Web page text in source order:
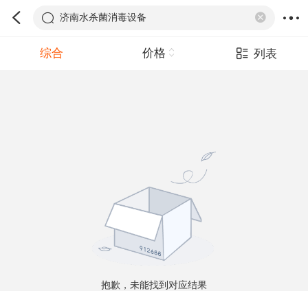
济南水杀菌消毒设备
综合 价格 列表
抱歉，未能找到对应结果